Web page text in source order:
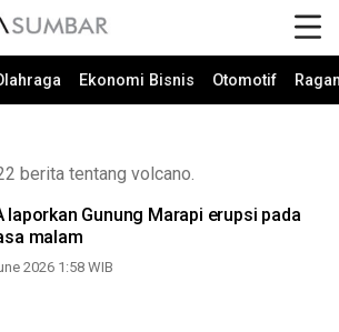
Ekonomi Bisnis Otomotif
berita tentang volcano.
laporkan Gunung Marapi erupsi pada
malam
2026 1:58 WIB